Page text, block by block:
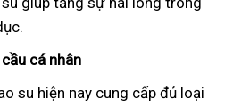
cá nhân
su hiện nay cung cấp đủ loại